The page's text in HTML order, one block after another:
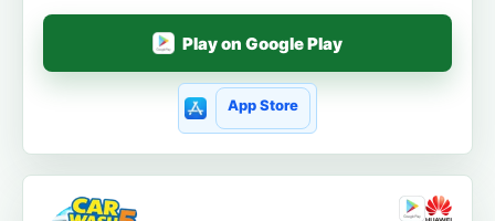
Play on Google Play
App Store